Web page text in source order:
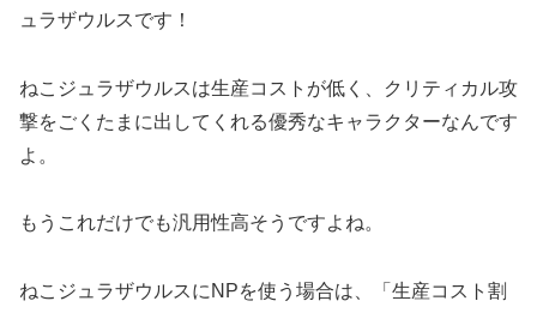
ュラザウルスです！
ねこジュラザウルスは生産コストが低く、クリティカル攻
撃をごくたまに出してくれる優秀なキャラクターなんです
よ。
もうこれだけでも汎用性高そうですよね。
ねこジュラザウルスにNPを使う場合は、「生産コスト割